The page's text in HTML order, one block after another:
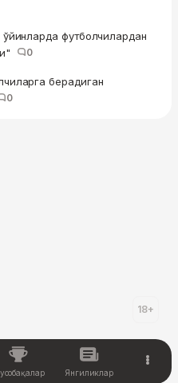
футболчилардан
0
берадиган
0
18+
Янгиликлар